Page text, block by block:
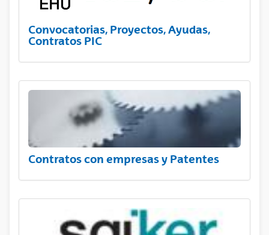
Convocatorias, Proyectos, Ayudas,
Contratos PIC
Contratos con empresas y Patentes